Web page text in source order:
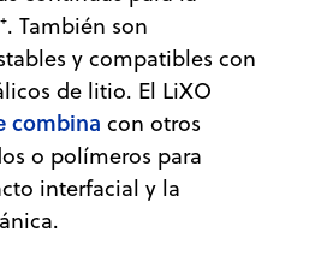
También son
y compatibles con
de litio. El LiXO
combina con otros
o polímeros para
interfacial y la